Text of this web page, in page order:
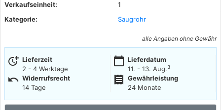
Verkaufseinheit:
1
Kategorie:
Saugrohr
alle Angaben ohne Gewähr
more_time Lieferzeit
2 - 4 Werktage
calendar_today Lieferdatum
11. - 13. Aug.3
undo Widerrufsrecht
14 Tage
receipt
Gewährleistung
24 Monate